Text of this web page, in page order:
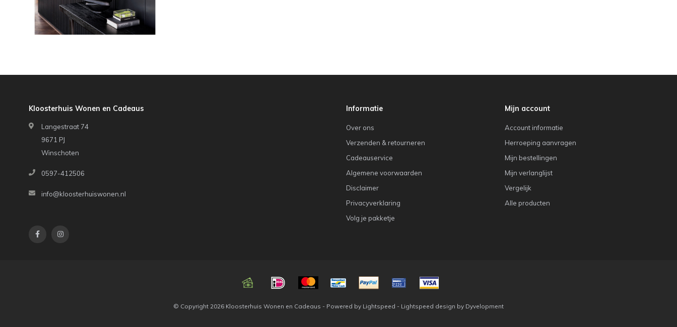
Kloosterhuis Wonen en Cadeaus
Langestraat 74
9671 PJ
Winschoten
0597-412506
info@kloosterhuiswonen.nl
Informatie
Over ons
Verzenden & retourneren
Cadeauservice
Algemene voorwaarden
Disclaimer
Privacyverklaring
Volg je pakketje
Mijn account
Account informatie
Herroeping aanvragen
Mijn bestellingen
Mijn verlanglijst
Vergelijk
Alle producten
© Copyright 2026 Kloosterhuis Wonen en Cadeaus - Powered by Lightspeed - Lightspeed design by Dyvelopment